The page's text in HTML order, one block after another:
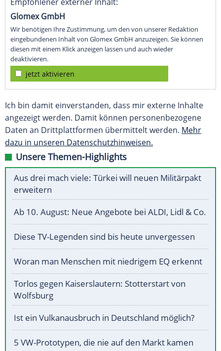
Glomex GmbH
Wir benötigen Ihre Zustimmung, um den von unserer Redaktion
eingebundenen Inhalt von Glomex GmbH anzuzeigen. Sie können
diesen mit einem Klick anzeigen lassen und auch wieder
deaktivieren.
jetzt aktivieren
Ich bin damit einverstanden, dass mir externe Inhalte
angezeigt werden. Damit können personenbezogene
Daten an Drittplattformen übermittelt werden. Mehr
dazu in unseren Datenschutzhinweisen.
Unsere Themen-Highlights
Aus drei mach viele: Türkei will neuen Militärpakt
erweitern
Ab 10. August: Neue Angebote bei ALDI, Lidl & Co.
Diese TV-Legenden sind bis heute unvergessen
Woran man Menschen mit niedrigem EQ erkennt
Torlos gegen Kaiserslautern: Stotterstart von
Wolfsburg
Ist ein Vulkanausbruch in Deutschland möglich?
5 VW-Prototypen, die nie auf den Markt kamen